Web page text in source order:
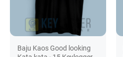
Baju Kaos Good looking